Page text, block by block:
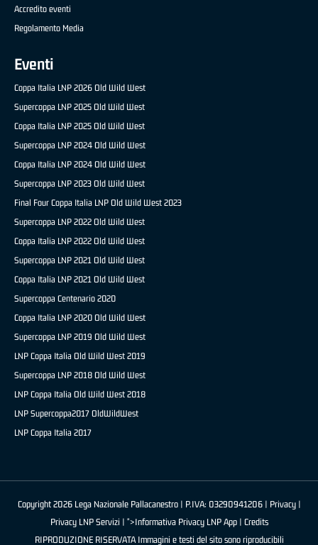
Accredito eventi
Regolamento Media
Eventi
Coppa Italia LNP 2026 Old Wild West
Supercoppa LNP 2025 Old Wild West
Coppa Italia LNP 2025 Old Wild West
Supercoppa LNP 2024 Old Wild West
Coppa Italia LNP 2024 Old Wild West
Supercoppa LNP 2023 Old Wild West
Final Four Coppa Italia LNP Old Wild West 2023
Supercoppa LNP 2022 Old Wild West
Coppa Italia LNP 2022 Old Wild West
Supercoppa LNP 2021 Old Wild West
Coppa Italia LNP 2021 Old Wild West
Supercoppa Centenario 2020
Coppa Italia LNP 2020 Old Wild West
Supercoppa LNP 2019 Old Wild West
LNP Coppa Italia Old Wild West 2019
Supercoppa LNP 2018 Old Wild West
LNP Coppa Italia Old Wild West 2018
LNP Supercoppa2017 OldWildWest
LNP Coppa Italia 2017
Copyright 2026 Lega Nazionale Pallacanestro | P.IVA: 03290941206 | Privacy|
Privacy LNP Servizi | ">Informativa Privacy LNP App | Credits
RIPRODUZIONE RISERVATA Immagini e testi del sito sono riproducibili